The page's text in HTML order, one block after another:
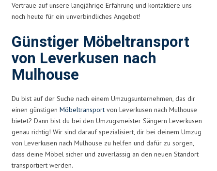
Vertraue auf unsere langjährige Erfahrung und kontaktiere uns
noch heute für ein unverbindliches Angebot!
Günstiger Möbeltransport
von Leverkusen nach
Mulhouse
Du bist auf der Suche nach einem Umzugsunternehmen, das dir
einen günstigen Möbeltransport von Leverkusen nach Mulhouse
bietet? Dann bist du bei den Umzugsmeister Sängern Leverkusen
genau richtig! Wir sind darauf spezialisiert, dir bei deinem Umzug
von Leverkusen nach Mulhouse zu helfen und dafür zu sorgen,
dass deine Möbel sicher und zuverlässig an den neuen Standort
transportiert werden.